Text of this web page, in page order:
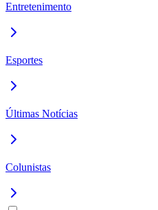
Entretenimento
Esportes
Últimas Notícias
Colunistas